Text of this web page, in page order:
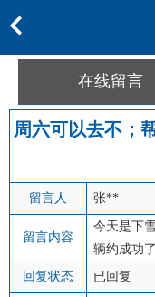
在线留言
周六可以去不；
留言人 张**
留言内容
今天是下
辆约成功
回复状态
已回复